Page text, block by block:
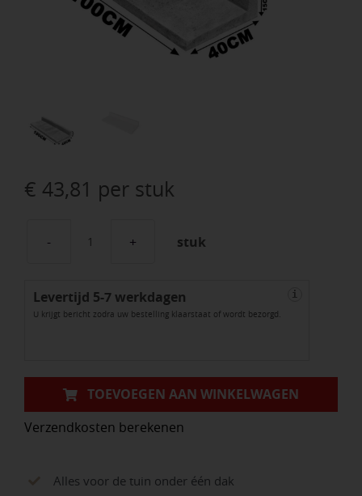
€ 43,81 per stuk
Schellevis
L-
vorm
aantal
stuk
Levertijd 5-7 werkdagen
U krijgt bericht zodra uw bestelling klaarstaat of wordt bezorgd.
i
TOEVOEGEN AAN WINKELWAGEN
Verzendkosten berekenen
Alles voor de tuin onder één dak